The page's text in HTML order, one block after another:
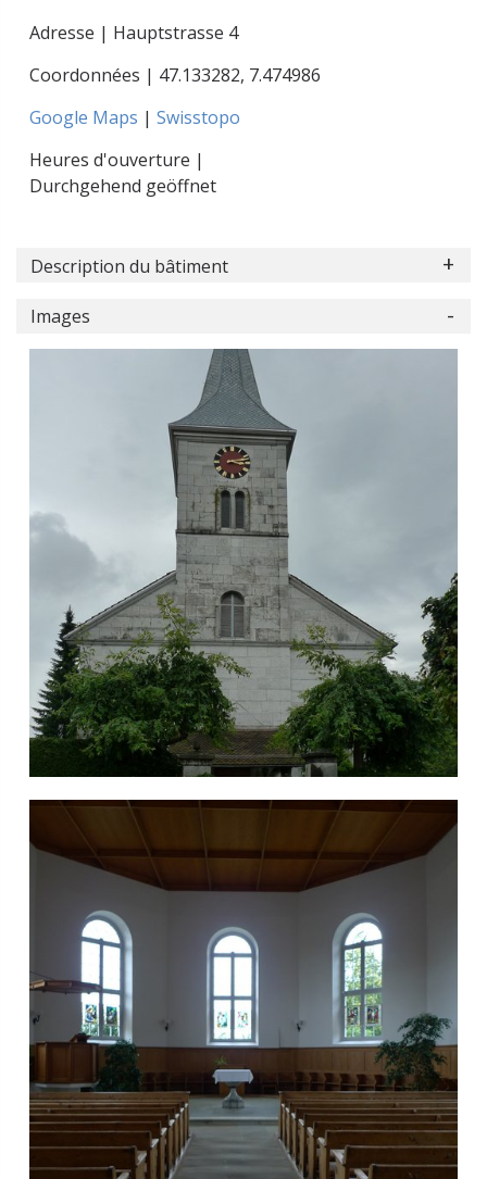
Adresse | Hauptstrasse 4
Coordonnées | 47.133282, 7.474986
Google Maps | Swisstopo
Heures d'ouverture |
Durchgehend geöffnet
Description du bâtiment
Images